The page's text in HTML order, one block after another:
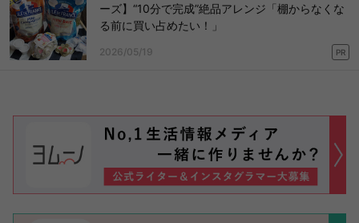
ーズ】“10分で完成”絶品アレンジ「棚からなくな
る前に買い占めたい！」
2026/05/19 PR